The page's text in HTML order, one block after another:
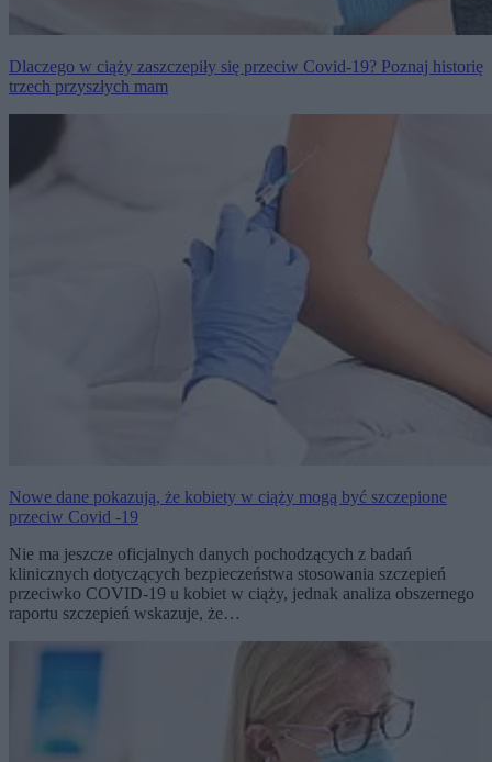
Dlaczego w ciąży zaszczepiły się przeciw Covid-19? Poznaj historię
trzech przyszłych mam
Nowe dane pokazują, że kobiety w ciąży mogą być szczepione
przeciw Covid -19
Nie ma jeszcze oficjalnych danych pochodzących z badań
klinicznych dotyczących bezpieczeństwa stosowania szczepień
przeciwko COVID-19 u kobiet w ciąży, jednak analiza obszernego
raportu szczepień wskazuje, że…